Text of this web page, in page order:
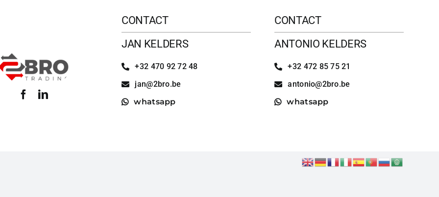
CONTACT
JAN KELDERS
+32 470 92 72 48
jan@2bro.be
whatsapp
CONTACT
ANTONIO KELDERS
+32 472 85 75 21
antonio@2bro.be
whatsapp